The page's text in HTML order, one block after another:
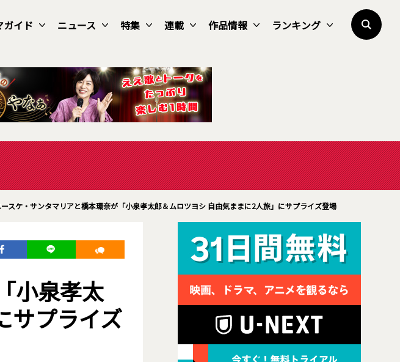
ガイド ニュース 特集 連載 作品情報 ランキング
ースケ・サンタマリアと橋本環奈が「小泉孝太郎＆ムロツヨシ 自由気ままに2人旅」にサプライズ登場
小泉孝太
サプライズ